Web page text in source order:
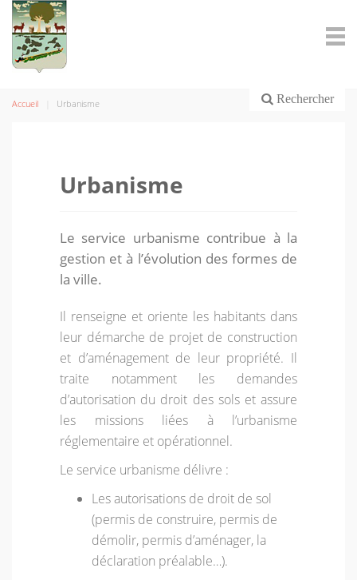
Rechercher
Accueil Urbanisme
Urbanisme
Le service urbanisme contribue à la
gestion et à l’évolution des formes de
la ville.
Il renseigne et oriente les habitants dans
leur démarche de projet de construction
et d’aménagement de leur propriété. Il
traite notamment les demandes
d’autorisation du droit des sols et assure
les missions liées à l’urbanisme
réglementaire et opérationnel.
Le service urbanisme délivre :
Les autorisations de droit de sol
(permis de construire, permis de
démolir, permis d’aménager, la
déclaration préalable…).